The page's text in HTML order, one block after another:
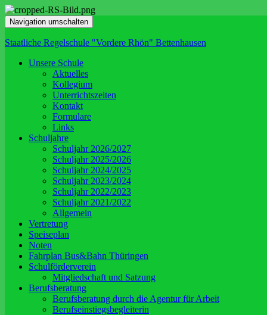
Navigation umschalten
Staatliche Regelschule "Vordere Rhön" Bettenhausen
Unsere Schule
Aktuelles
Kollegium
Unterrichtszeiten
Kontakt
Formulare
Links
Schuljahre
Schuljahr 2026/2027
Schuljahr 2025/2026
Schuljahr 2024/2025
Schuljahr 2023/2024
Schuljahr 2022/2023
Schuljahr 2021/2022
Allgemein
Vertretung
Speiseplan
Noten
Fahrplan Bus&Bahn Thüringen
Schulförderverein
Mitgliedschaft und Satzung
Berufsberatung
Berufsberatung durch die Agentur für Arbeit
Berufseinstiegsbegleiterin